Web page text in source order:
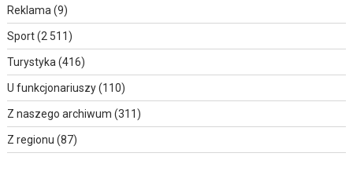
Reklama (9)
Sport(2 511)
Turystyka (416)
U funkcjonariuszy(110)
Z naszego archiwum (311)
Z regionu (87)